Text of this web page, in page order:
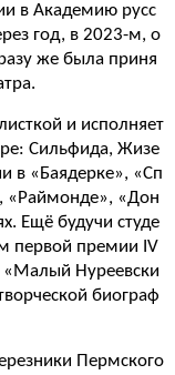
в Академию русс
год, в 2023-м, о
же была приня
и исполняет
Сильфида, Жизе
в «Баядерке», «Сп
«Раймонде», «Дон
Ещё будучи студе
первой премии IV
«Малый Нуреевски
биограф
Пермского